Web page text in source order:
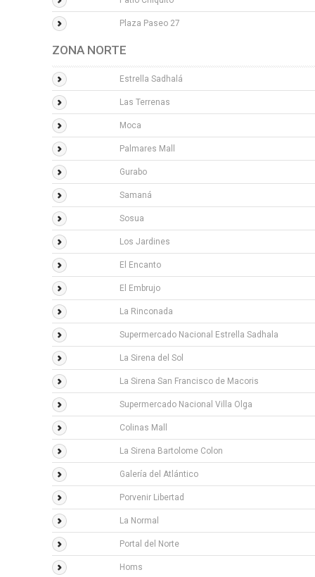
Plaza Paseo 27
ZONA NORTE
Estrella Sadhalá
Las Terrenas
Moca
Palmares Mall
Gurabo
Samaná
Sosua
Los Jardines
El Encanto
El Embrujo
La Rinconada
Supermercado Nacional Estrella Sadhala
La Sirena del Sol
La Sirena San Francisco de Macoris
Supermercado Nacional Villa Olga
Colinas Mall
La Sirena Bartolome Colon
Galería del Atlántico
Porvenir Libertad
La Normal
Portal del Norte
Homs